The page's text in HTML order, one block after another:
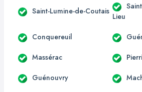
Saint-Lumine-de-Coutais
Lieu
Conquereuil
Massérac
Guénouvry